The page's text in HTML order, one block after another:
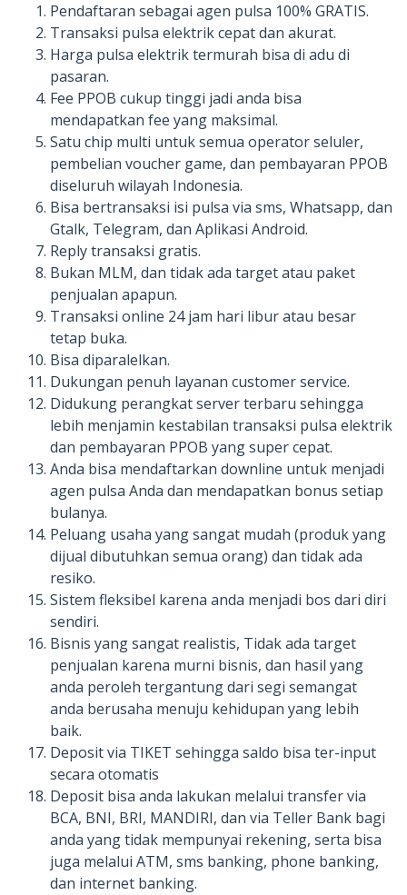
Pendaftaran sebagai agen pulsa 100% GRATIS.
Transaksi pulsa elektrik cepat dan akurat.
Harga pulsa elektrik termurah bisa di adu di
pasaran.
Fee PPOB cukup tinggi jadi anda bisa
mendapatkan fee yang maksimal.
Satu chip multi untuk semua operator seluler,
pembelian voucher game, dan pembayaran PPOB
diseluruh wilayah Indonesia.
Bisa bertransaksi isi pulsa via sms, Whatsapp, dan
Gtalk, Telegram, dan Aplikasi Android.
Reply transaksi gratis.
Bukan MLM, dan tidak ada target atau paket
penjualan apapun.
Transaksi online 24 jam hari libur atau besar
tetap buka.
Bisa diparalelkan.
Dukungan penuh layanan customer service.
Didukung perangkat server terbaru sehingga
lebih menjamin kestabilan transaksi pulsa elektrik
dan pembayaran PPOB yang super cepat.
Anda bisa mendaftarkan downline untuk menjadi
agen pulsa Anda dan mendapatkan bonus setiap
bulanya.
Peluang usaha yang sangat mudah (produk yang
dijual dibutuhkan semua orang) dan tidak ada
resiko.
Sistem fleksibel karena anda menjadi bos dari diri
sendiri.
Bisnis yang sangat realistis, Tidak ada target
penjualan karena murni bisnis, dan hasil yang
anda peroleh tergantung dari segi semangat
anda berusaha menuju kehidupan yang lebih
baik.
Deposit via TIKET sehingga saldo bisa ter-input
secara otomatis
Deposit bisa anda lakukan melalui transfer via
BCA, BNI, BRI, MANDIRI, dan via Teller Bank bagi
anda yang tidak mempunyai rekening, serta bisa
juga melalui ATM, sms banking, phone banking,
dan internet banking.